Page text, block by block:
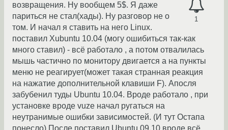
1
возвращения. Ну вообщем 5$. Я даже
париться не стал(хады). Ну разговор не о
том. И начал я ставить на него Linux.
поставил Xubuntu 10.04 (могу ошибиться так-как
много ставил) - всё работало , а потом отвалилась
мышь частично по монитору двигается а на пункты
меню не реагирует(может такая странная реакция
на нажатие дополнительной клавиши F). Апосля
забубенил туды Ubuntu 10.04. Вроде работало , при
установке вроде vuze начал ругаться на
неутранимые ошибки зависимостей. (И тут Остапа